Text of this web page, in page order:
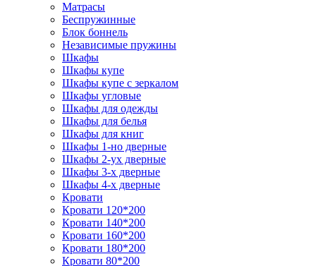
Матрасы
Беспружинные
Блок боннель
Независимые пружины
Шкафы
Шкафы купе
Шкафы купе с зеркалом
Шкафы угловые
Шкафы для одежды
Шкафы для белья
Шкафы для книг
Шкафы 1-но дверные
Шкафы 2-ух дверные
Шкафы 3-х дверные
Шкафы 4-х дверные
Кровати
Кровати 120*200
Кровати 140*200
Кровати 160*200
Кровати 180*200
Кровати 80*200